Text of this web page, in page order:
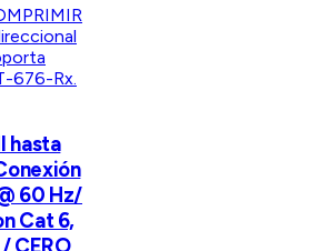
hasta
60 Hz/
Cat 6,
CERO